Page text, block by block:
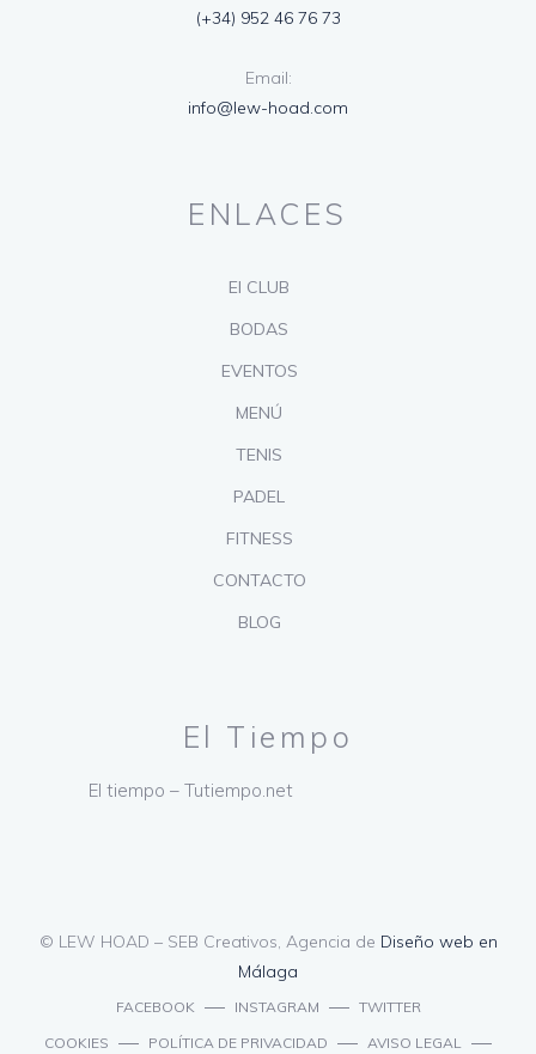
(+34) 952 46 76 73
Email:
info@lew-hoad.com
ENLACES
El CLUB
BODAS
EVENTOS
MENÚ
TENIS
PADEL
FITNESS
CONTACTO
BLOG
El Tiempo
El tiempo – Tutiempo.net
© LEW HOAD – SEB Creativos, Agencia de Diseño web en
Málaga
FACEBOOK INSTAGRAM
TWITTER
COOKIES
POLÍTICA DE PRIVACIDAD AVISO LEGAL